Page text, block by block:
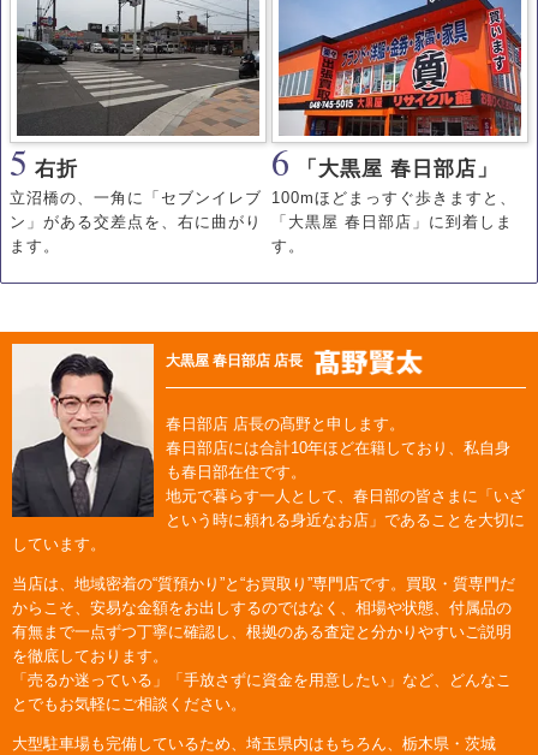
5 右折
立沼橋の、一角に「セブンイレブ
ン」がある交差点を、右に曲がり
ます。
6 「大黒屋 春日部店」
100mほどまっすぐ歩きますと、
「大黒屋 春日部店」に到着しま
す。
大黒屋 春日部店 店長
春日部店 店長の髙野と申します。
春日部店には合計10年ほど在籍しており、私自身
も春日部在住です。
地元で暮らす一人として、春日部の皆さまに「いざ
という時に頼れる身近なお店」であることを大切に
しています。
当店は、地域密着の“質預かり”と“お買取り”専門店です。買取・質専門だ
からこそ、安易な金額をお出しするのではなく、相場や状態、付属品の
有無まで一点ずつ丁寧に確認し、根拠のある査定と分かりやすいご説明
を徹底しております。
「売るか迷っている」「手放さずに資金を用意したい」など、どんなこ
とでもお気軽にご相談ください。
大型駐車場も完備しているため、埼玉県内はもちろん、栃木県・茨城